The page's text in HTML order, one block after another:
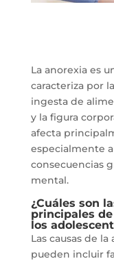
La anorexia es
caracteriza por
ingesta de
y la figura
afecta
especialmente
consecuencias
mental.
¿Cuáles son
principales
los
Las causas de
pueden incluir